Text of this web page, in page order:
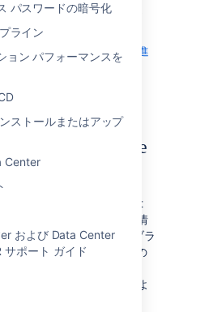
パスワードの暗号化
ライン
ョン パフォーマンスを
ストールまたはアップ
Center
および Data Center
サポート ガイド
発の問題の特定に役立ちま
ュメントで
バージョンの進
確認ください
い、Jira Software
情報を確認
と連携すると、Bitbucket
資格情報を使って開発情
になります。連携では、ブラ
よびプル リクエストなどの
のような新しい自動化およ